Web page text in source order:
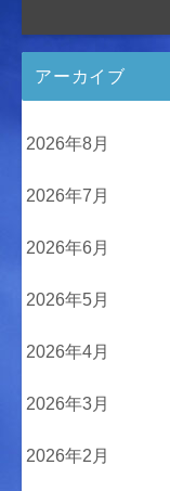
アーカイブ
2026年8月
2026年7月
2026年6月
2026年5月
2026年4月
2026年3月
2026年2月